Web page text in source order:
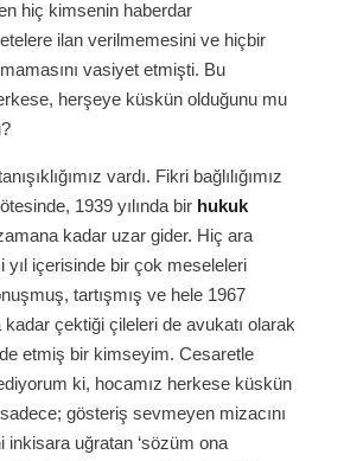
hiç kimsenin haberdar
ilan verilmemesini ve hiçbir
vasiyet etmişti. Bu
herşeye küskün olduğunu mu
vardı. Fikri bağlılığımız
1939 yılında bir hukuk
kadar uzar gider. Hiç ara
yıl içerisinde bir çok meseleleri
tartışmış ve hele 1967
kadar çektiği çileleri de avukatı olarak
etmiş bir kimseyim. Cesaretle
ki, hocamız herkese küskün
gösteriş sevmeyen mizacını
inkisara uğratan ‘sözüm ona